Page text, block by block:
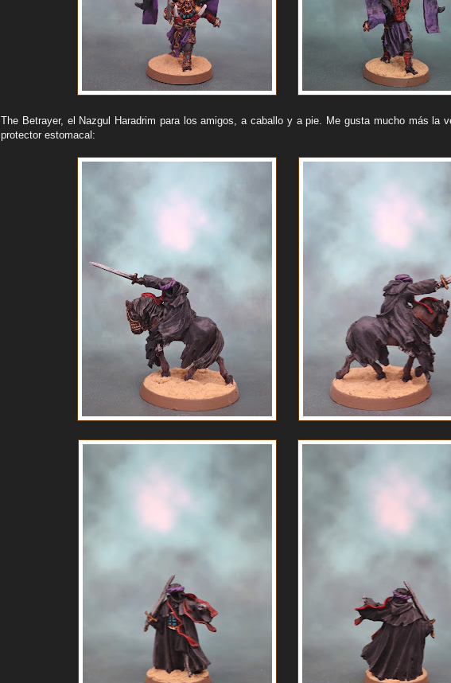
The Betrayer, el Nazgul Haradrim para los amigos, a caballo y a pie. Me gusta mucho más la
protector estomacal: